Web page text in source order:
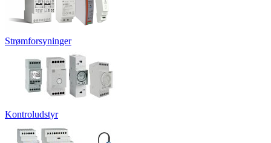
Strømforsyninger
Kontroludstyr